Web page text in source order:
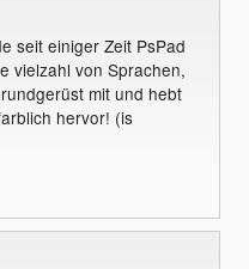
seit einiger Zeit PsPad
vielzahl von Sprachen,
mit und hebt
hervor! (is